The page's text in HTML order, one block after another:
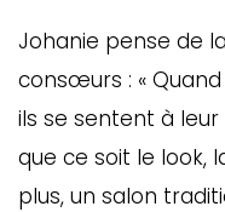
Johanie pense de
consœurs : «
ils se sentent à leur
que ce soit le look,
plus, un salon